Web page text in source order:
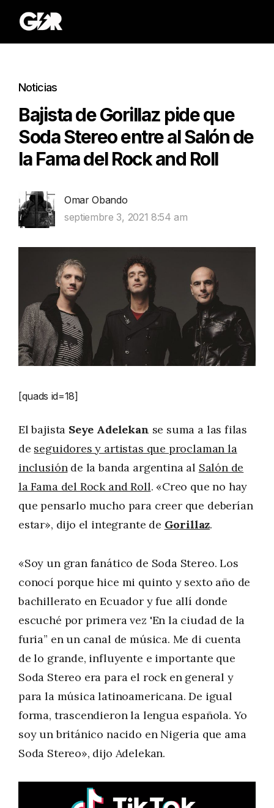
Noticias
Bajista de Gorillaz pide que
Soda Stereo entre al Salón de
la Fama del Rock and Roll
Omar Obando
septiembre 3, 2021 8:54 am
[quads id=18]
El bajista Seye Adelekan se suma a las filas
de seguidores y artistas que proclaman la
inclusiónde la banda argentina al Salón de
la Fama del Rock and Roll. «Creo que no hay
que pensarlo mucho para creer que deberían
estar», dijo el integrante de Gorillaz.
«Soy un gran fanático de Soda Stereo. Los
conocí porque hice mi quinto y sexto año de
bachillerato en Ecuador y fue allí donde
escuché por primera vez 'En la ciudad de la
furia” en un canal de música. Me di cuenta
de lo grande, influyente e importante que
Soda Stereo era para el rock en general y
para la música latinoamericana. De igual
forma, trascendieron la lengua española. Yo
soy un británico nacido en Nigeria que ama
Soda Stereo», dijo Adelekan.